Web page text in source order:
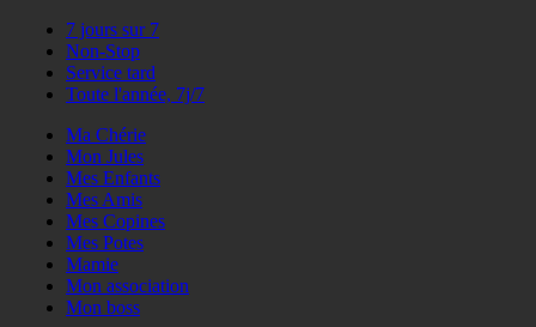
7 jours sur 7
Non-Stop
Service tard
Toute l'année, 7j/7
Ma Chérie
Mon Jules
Mes Enfants
Mes Amis
Mes Copines
Mes Potes
Mamie
Mon association
Mon boss